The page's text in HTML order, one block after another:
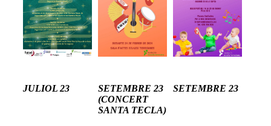
JULIOL 23
SETEMBRE 23
(CONCERT
SANTA TECLA)
SETEMBRE 23